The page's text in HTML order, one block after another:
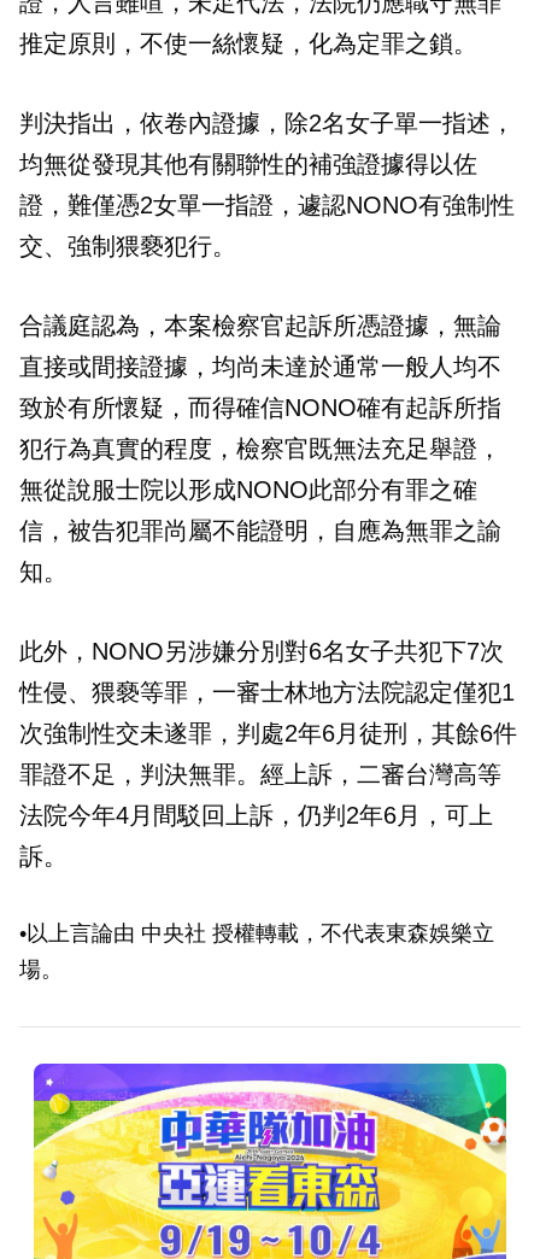
推定原則，不使一絲懷疑，化為定罪之鎖。
判決指出，依卷內證據，除2名女子單一指述，
均無從發現其他有關聯性的補強證據得以佐
證，難僅憑2女單一指證，遽認NONO有強制性
交、強制猥褻犯行。
合議庭認為，本案檢察官起訴所憑證據，無論
直接或間接證據，均尚未達於通常一般人均不
致於有所懷疑，而得確信NONO確有起訴所指
犯行為真實的程度，檢察官既無法充足舉證，
無從說服士院以形成NONO此部分有罪之確
信，被告犯罪尚屬不能證明，自應為無罪之諭
知。
此外，NONO另涉嫌分別對6名女子共犯下7次
性侵、猥褻等罪，一審士林地方法院認定僅犯1
次強制性交未遂罪，判處2年6月徒刑，其餘6件
罪證不足，判決無罪。經上訴，二審台灣高等
法院今年4月間駁回上訴，仍判2年6月，可上
訴。
•以上言論由 中央社 授權轉載，不代表東森娛樂立
場。